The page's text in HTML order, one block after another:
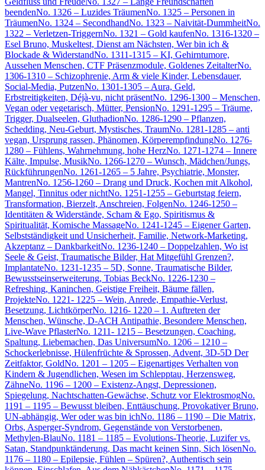
beendenNo. 1326 – Luzides TräumenNo. 1325 – Personen in
TräumenNo. 1324 – SecondhandNo. 1323 – Naivität-DummheitNo.
1322 – Verletzen-TriggernNo. 1321 – Gold kaufenNo. 1316-1320 –
Esel Bruno, Muskeltest, Dienst am Nächsten, Wer bin ich &
Blockade & WiderstandNo. 1311-1315 – KI, Gehirntumore,
Aussehen Menschen, CTF Präsenzmodule, Goldenes ZeitalterNo.
1306-1310 – Schizophrenie, Arm & viele Kinder, Lebensdauer,
Social-Media, PutzenNo. 1301-1305 – Aura, Geld,
Erbstreitigkeiten, Déjà-vu, nicht präsentNo. 1296-1300 – Menschen,
Vegan oder vegetarisch, Mütter, PensionNo. 1291-1295 – Träume,
Trigger, Dualseelen, GluthadionNo. 1286-1290 – Pflanzen,
Schedding, Neu-Geburt, Mystisches, TraumNo. 1281-1285 – anti
vegan, Ursprung rassen, Phänomen, KörperempfindungNo. 1276-
1280 – Fühlens, Wahrnehmung, hohe HerzNo. 1271-1274 – Innere
Kälte, Impulse, MusikNo. 1266-1270 – Wunsch, Mädchen/Jungs,
RückführungenNo. 1261-1265 – 5 Jahre, Psychiatrie, Monster,
MantrenNo. 1256-1260 – Drang und Druck, Kochen mit Alkohol,
Mangel, Tinnitus oder nichtNo. 1251-1255 – Geburtstag feiern,
Transformation, Bierzelt, Anschreien, FolgenNo. 1246-1250 –
Identitäten & Widerstände, Scham & Ego, Spiritismus &
Spiritualität, Komische MassageNo. 1241-1245 – Eigener Garten,
Selbstständigkeit und Unsicherheit, Familie, Network-Marketing,
Akzeptanz – DankbarkeitNo. 1236-1240 – Doppelzahlen, Wo ist
Seele & Geist, Traumatische Bilder, Hat Mitgefühl Grenzen?,
ImplantateNo. 1231-1235 – 5D, Sonne, Traumatische Bilder,
Bewusstseinserweiterung, Tobias BeckNo. 1226-1230 –
Refreshing, Kaninchen, Geistige Freiheit, Bäume fällen,
ProjekteNo. 1221- 1225 – Wein, Anrede, Empathie-Verlust,
Besetzung, LichtkörperNo. 1216- 1220 – 1. Auftreten der
Menschen, Wünsche, D-ACH Antipathie, Besondere Menschen,
Live-Wave PflasterNo. 1211- 1215 – Besetzungen, Coaching,
Spaltung, Liebemachen, Das UniversumNo. 1206 – 1210 –
Schockerlebnisse, Hülenfrüchte & Sprossen, Advent, 3D-5D Der
Zeitfaktor, GoldNo. 1201 – 1205 – Eigenartiges Verhalten von
Kindern & Jugendlichen, Wesen im Schlepptau, Herzensweg,
ZähneNo. 1196 – 1200 – Existenz-Angst, Depressionen,
Spiegelung, Nachtschatten-Gewächse, Schutz vor ElektrosmogNo.
1191 – 1195 – Bewusst bleiben, Enttäuschung, Provokativer Bruno,
UN-abhängig, Wer oder was bin ichNo. 1186 – 1190 – Die Matrix,
Orbs, Asperger-Syndrom, Gegenstände von Verstorbenen,
Methylen-BlauNo. 1181 – 1185 – Evolutions-Theorie, Luzifer vs.
Satan, Standpunktänderung, Das macht keinen Sinn, Sich lösenNo.
1176 – 1180 – Epilepsie, Fühlen – Spüren?, Authentisch sein